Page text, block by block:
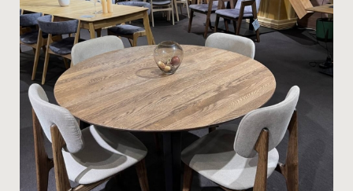
СТАТИ ПАРТНЕРОМ * — обов’язкові поля
Натискаючи ви автоматично погоджуєтеся на обробку
персональних даних